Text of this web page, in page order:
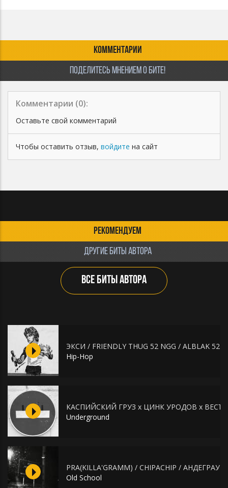
КОММЕНТАРИИ
ПОДЕЛИТЕСЬ МНЕНИЕМ О БИТЕ!
Комментарии (0):
Оставьте свой комментарий
Чтобы оставить отзыв, войдите на сайт
РЕКОМЕНДУЕМ
ДРУГИЕ БИТЫ АВТОРА
ВСЕ БИТЫ АВТОРА
ЭКСИ / FRIENDLY THUG 52 NGG / ALBLAK 52
Hip-Hop
КАСПИЙСКИЙ ГРУЗ x ЦИНК УРОДОВ x ВЕСЪ
Underground
PRA(KILLA'GRAMM) / CHIPACHIP /
Old School